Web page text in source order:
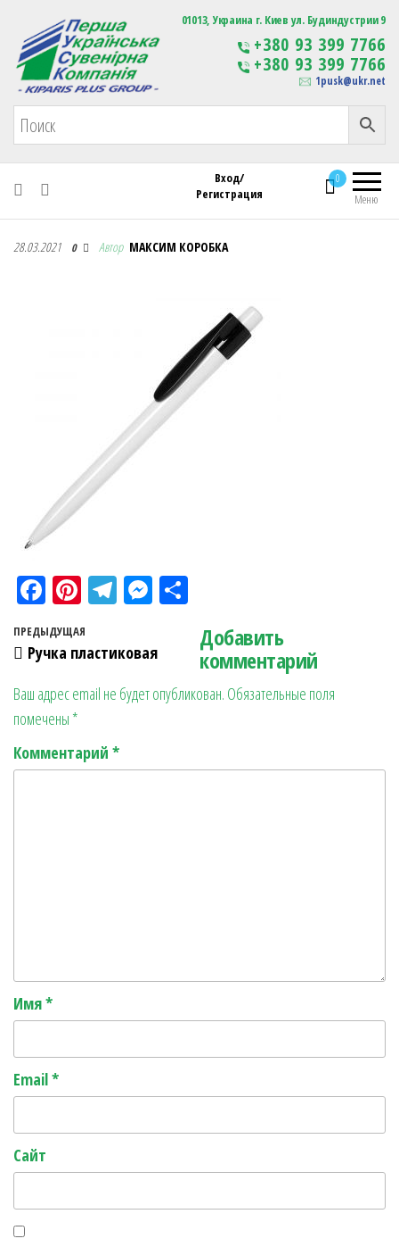
Первая Украинская Сувенирная Компания Изготовление
сувенирной продукции
с логотипом
01013, Украина г. Киев ул. Будиндустрии 9
+380 93 399 7766
+380 93 399 7766
1pusk@ukr.net
Меню
0
Вход/
Регистрация
Первая Украинская Сувенирная Компания
28.03.2021 0 Автор МАКСИМ КОРОБКА
Fa
ce
bo
Pi
nt
er
t
Te
gr
m
M
se
ge
ра
в
ит
Навигация по записям
Предыдущая запись
ПРЕДЫДУЩАЯ
Ручка пластиковая
Добавить
комментарий
Ваш адрес email не будет опубликован. Обязательные поля
помечены *
Комментарий *
Имя*
Email*
Сайт